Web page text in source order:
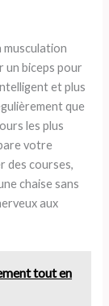
musculation
un biceps pour
et plus
que
les plus
votre
des courses,
chaise sans
aux
tout en